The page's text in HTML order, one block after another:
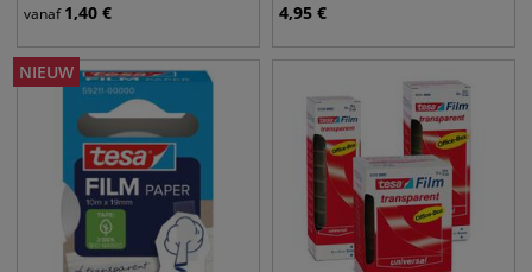
vanaf 1,40 € 4,95 €
NIEUW